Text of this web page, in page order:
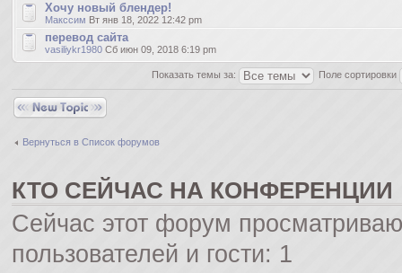
Хочу новый блендер!
Макссим Вт янв 18, 2022 12:42 pm
перевод сайта
vasiliykr1980 Сб июн 09, 2018 6:19 pm
Показать темы за: Поле сортировки
Новая тема
Вернуться в Список форумов
КТО СЕЙЧАС НА КОНФЕРЕНЦИИ
Сейчас этот форум
пользователей и гости: 1